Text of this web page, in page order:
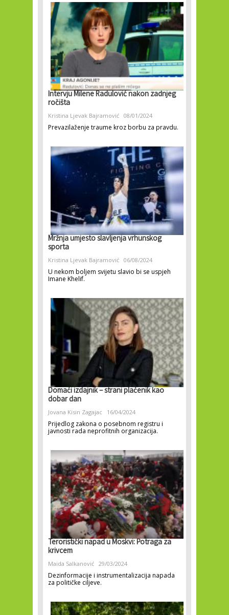
Intervju Milene Radulović nakon zadnjeg
ročišta
Kristina Ljevak Bajramović 08/01/2024
Prevazilaženje traume kroz borbu za pravdu.
Mržnja umjesto slavljenja vrhunskog
sporta
Kristina Ljevak Bajramović 06/08/2024
U nekom boljem svijetu slavio bi se uspjeh
Imane Khelif.
Domaći izdajnik – strani plaćenik kao
dobar dan
Jovana Kisin Zagajac 16/04/2024
Prijedlog zakona o posebnom registru i
javnosti rada neprofitnih organizacija.
Teroristički napad u Moskvi: Potraga za
krivcem
Maida Salkanović 29/03/2024
Dezinformacije i instrumentalizacija napada
za političke ciljeve.